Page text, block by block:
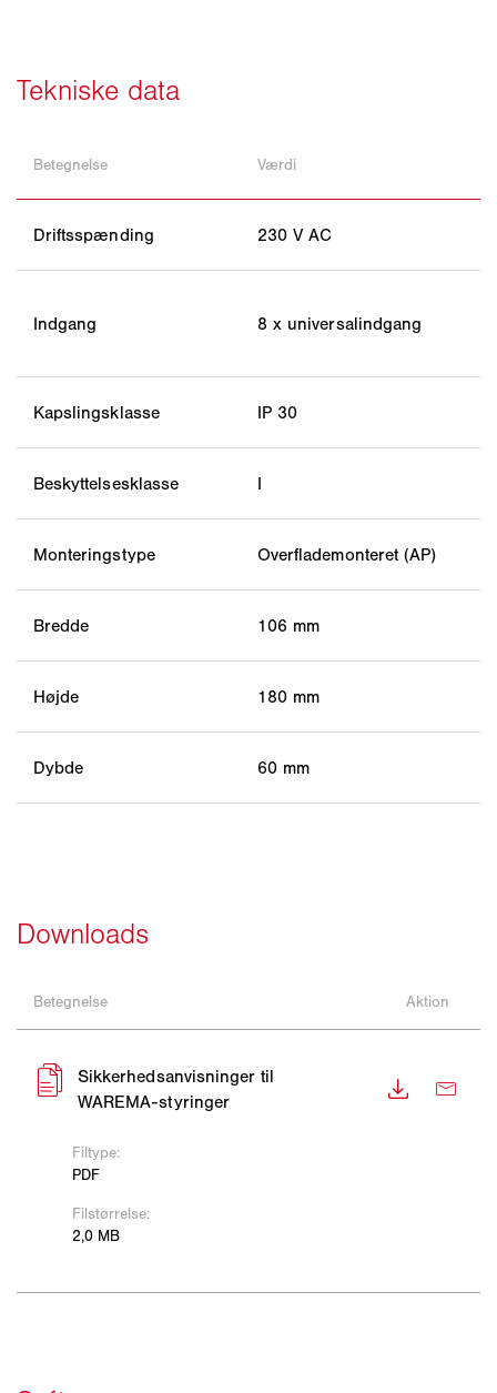
Betegnelse Værdi
Driftsspænding 230 V AC
Indgang 8 x universalindgang
Kapslingsklasse IP 30
Beskyttelsesklasse I
Monteringstype Overflademonteret (AP)
Bredde 106 mm
Højde 180 mm
Dybde 60 mm